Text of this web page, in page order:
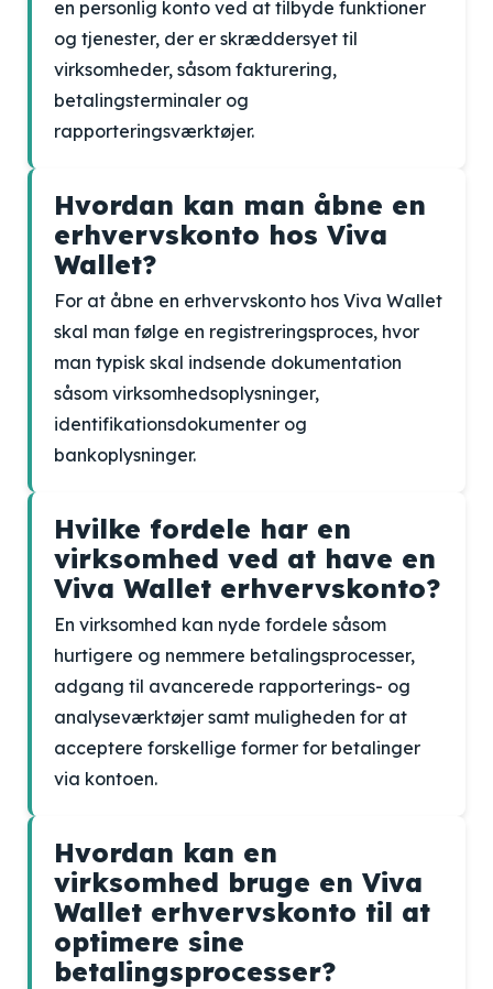
en personlig konto ved at tilbyde funktioner
og tjenester, der er skræddersyet til
virksomheder, såsom fakturering,
betalingsterminaler og
rapporteringsværktøjer.
Hvordan kan man åbne en
erhvervskonto hos Viva
Wallet?
For at åbne en erhvervskonto hos Viva Wallet
skal man følge en registreringsproces, hvor
man typisk skal indsende dokumentation
såsom virksomhedsoplysninger,
identifikationsdokumenter og
bankoplysninger.
Hvilke fordele har en
virksomhed ved at have en
Viva Wallet erhvervskonto?
En virksomhed kan nyde fordele såsom
hurtigere og nemmere betalingsprocesser,
adgang til avancerede rapporterings- og
analyseværktøjer samt muligheden for at
acceptere forskellige former for betalinger
via kontoen.
Hvordan kan en
virksomhed bruge en Viva
Wallet erhvervskonto til at
optimere sine
betalingsprocesser?